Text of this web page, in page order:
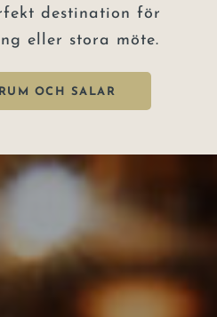
destination för
eller stora möte.
OCH SALAR